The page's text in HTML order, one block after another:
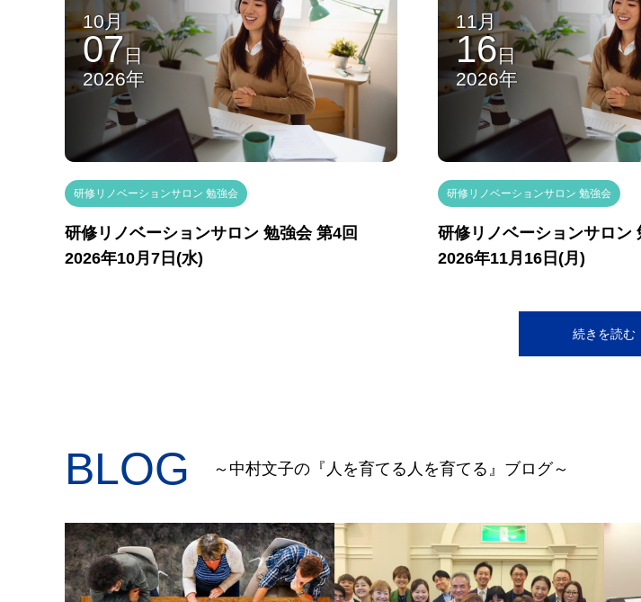
10月
07日
2026年
研修リノベーションサロン 勉強会
研修リノベーションサロン 勉強会 第4回
2026年10月7日(水)
11月
16日
2026年
研修リノベーションサロン 勉強会
研修リノベーションサロン
2026年11月16日(月)
続きを読む
BLOG ～中村文子の『人を育てる人を育てる』ブログ～